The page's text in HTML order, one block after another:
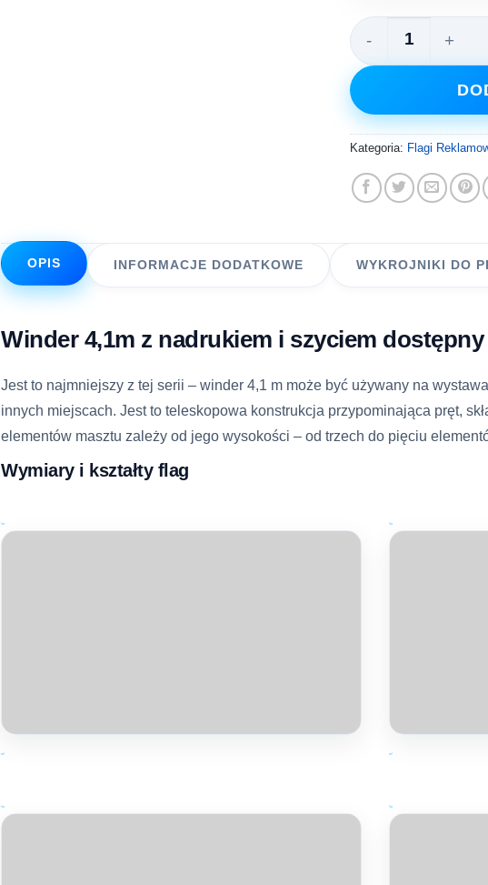
ilość Winder
Kategoria: Flagi
OPIS INFORMACJE DODATKOWE WYKROJNIKI DO
Winder 4,1m z nadrukiem i szyciem dostępny
Jest to najmniejszy z tej serii – winder 4,1 m może być używany na
innych miejscach. Jest to teleskopowa konstrukcja przypominająca pręt,
elementów masztu zależy od jego wysokości – od trzech do pięciu
Wymiary i kształty flag